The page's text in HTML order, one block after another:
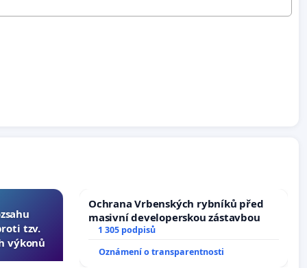
tzv.
výkonů
Ochrana Vrbenských rybníků před
masivní developerskou zástavbou
1 305 podpisů
Oznámení o transparentnosti